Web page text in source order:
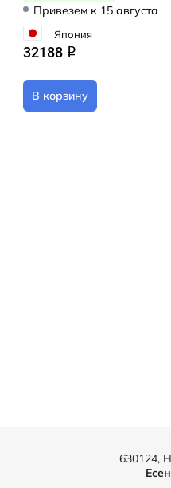
Привезем к 15 августа
Япония
32188 q
В корзину
630124,